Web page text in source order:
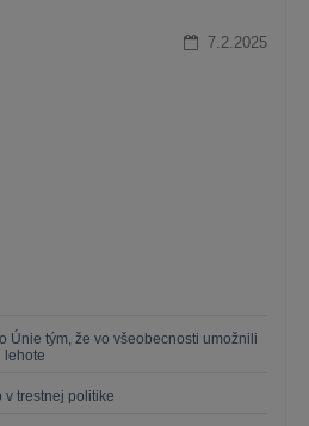
7.2.2025
Únie tým, že vo všeobecnosti umožnili
lehote
trestnej politike